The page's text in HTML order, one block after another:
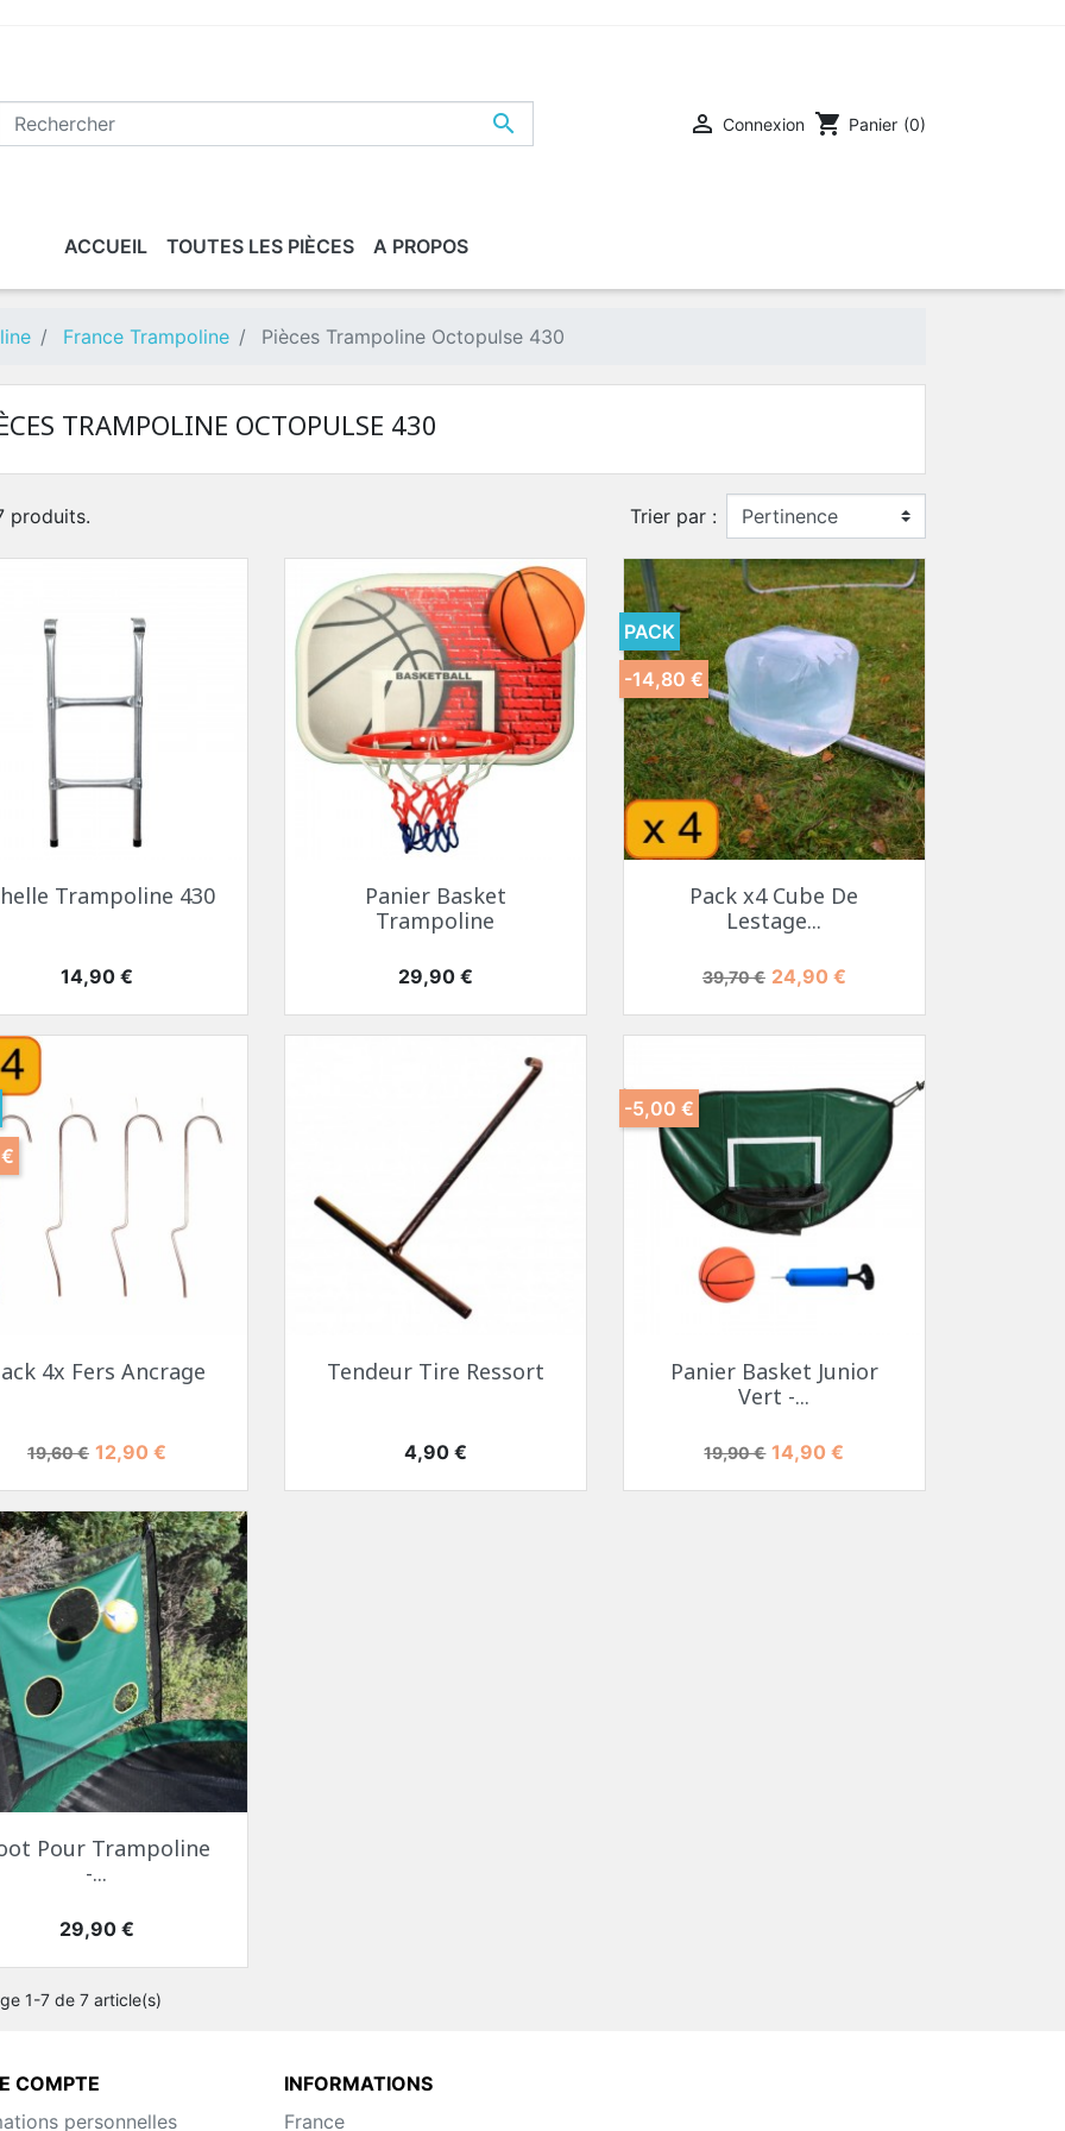
  Connexion shopping_cart Panier (0)
ACCUEIL TOUTES LES PIÈCES A PROPOS
France Trampoline Pièces Trampoline Octopulse 430
TRAMPOLINE OCTOPULSE 430
produits. Trier par :
Trampoline 430
Prix
14,90 €
Panier Basket
Trampoline
Prix
29,90 €
Pack x4 Cube De
Lestage...
Prix de base
39,70 € Prix
24,90 €
PACK
-14,80 €
4x Fers Ancrage
Prix de base
19,60 € Prix
12,90 €
Tendeur Tire Ressort
Prix
4,90 €
Panier Basket Junior
Vert -...
Prix de base
19,90 € Prix
14,90 €
-5,00 €
Pour Trampoline
-...
Prix
29,90 €
1-7 de 7 article(s)
COMPTE
personnelles
INFORMATIONS
France